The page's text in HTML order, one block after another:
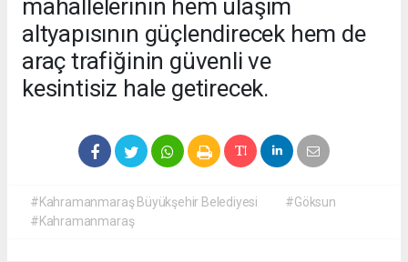
mahallelerinin hem ulaşım
altyapısının güçlendirecek hem de
araç trafiğinin güvenli ve
kesintisiz hale getirecek.
#Kahramanmaraş Büyükşehir Belediyesi
#Göksun
#Kahramanmaraş